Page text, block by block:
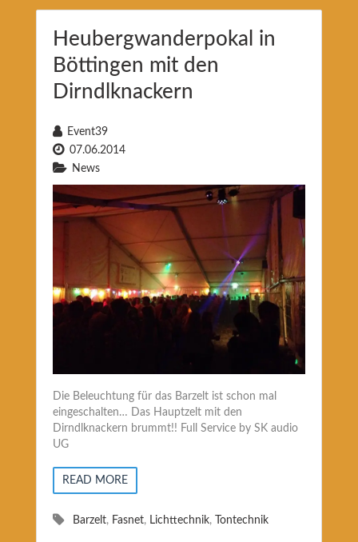
Heubergwanderpokal in
Böttingen mit den
Dirndlknackern
Event39
07.06.2014
News
Die Beleuchtung für das Barzelt ist schon mal
eingeschalten… Das Hauptzelt mit den
Dirndlknackern brummt!! Full Service by SK audio
UG
READ MORE
Barzelt, Fasnet, Lichttechnik, Tontechnik